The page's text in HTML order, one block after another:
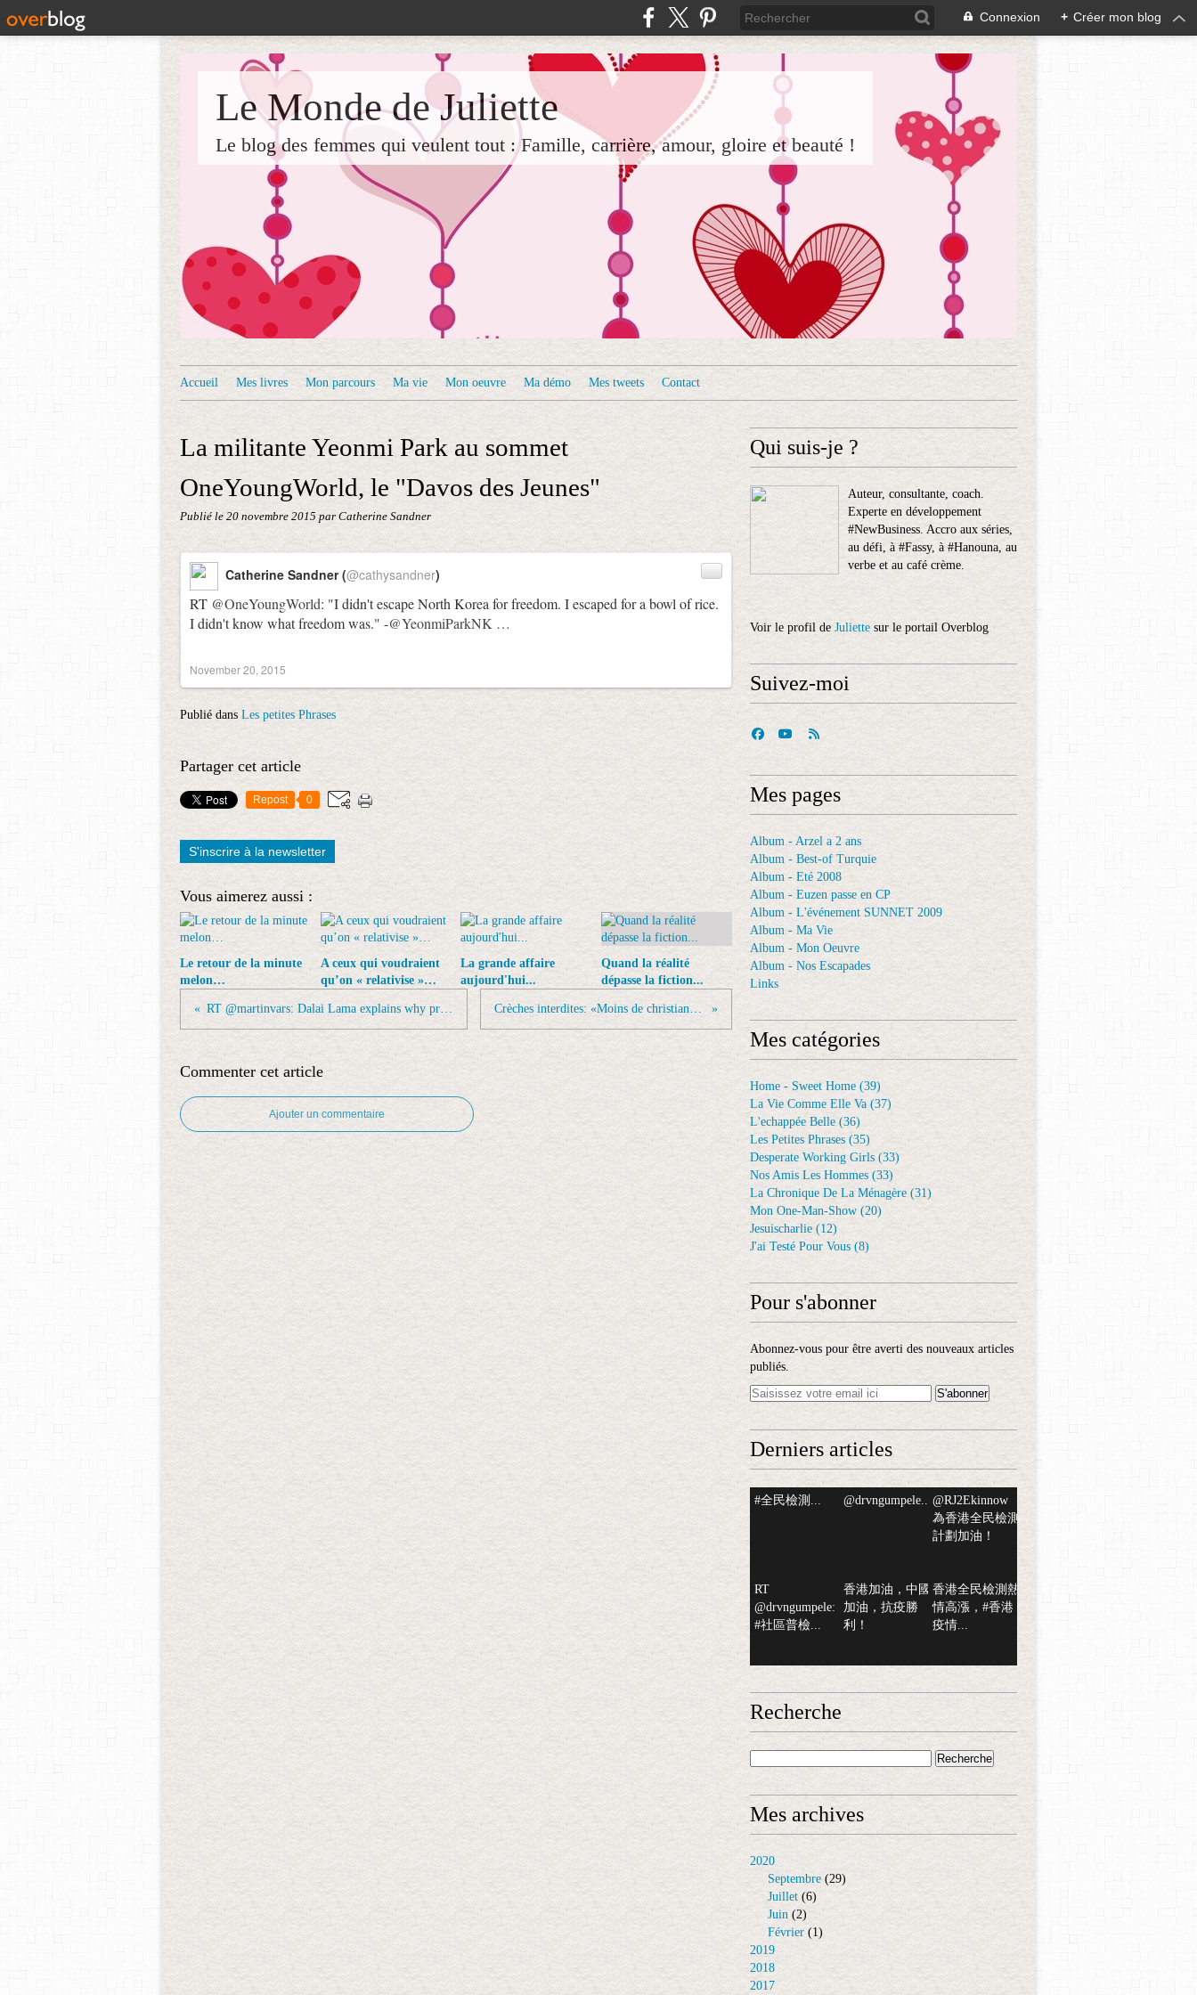
Connexion + Créer mon blog
Le Monde de Juliette
Le blog des femmes qui veulent tout : Famille, carrière, amour, gloire et beauté !
Accueil Mes livres Mon parcours Ma vie Mon oeuvre Ma démo Mes tweets Contact
La militante Yeonmi Park au sommet
OneYoungWorld, le "Davos des Jeunes"
Publié le 20 novembre 2015 par Catherine Sandner
RT @OneYoungWorld: "I didn't escape North Korea for freedom. I escaped for a bowl of rice.
I didn't know what freedom was." -@YeonmiParkNK …
Catherine Sandner (@cathysandner)
November 20, 2015
Publié dans Les petites Phrases
Partager cet article
Repost 0
S'inscrire à la newsletter
Vous aimerez aussi :
Le retour de la minute
melon…
A ceux qui voudraient
qu’on « relativise »…
La grande affaire
aujourd'hui...
Quand la réalité
dépasse la fiction...
RT @martinvars: Dalai Lama explains why praying... Crèches interdites: «Moins de christianisme,...
Commenter cet article
Ajouter un commentaire
Qui suis-je ?
Auteur, consultante, coach.
Experte en développement
#NewBusiness. Accro aux séries,
au défi, à #Fassy, à #Hanouna, au
verbe et au café crème.
Voir le profil deJuliette sur le portail Overblog
Suivez-moi
Mes pages
Album - Arzel a 2 ans
Album - Best-of Turquie
Album - Eté 2008
Album - Euzen passe en CP
Album - L'événement SUNNET 2009
Album - Ma Vie
Album - Mon Oeuvre
Album - Nos Escapades
Links
Mes catégories
Home - Sweet Home (39)
La Vie Comme Elle Va (37)
L'echappée Belle (36)
Les Petites Phrases (35)
Desperate Working Girls (33)
Nos Amis Les Hommes (33)
La Chronique De La Ménagère (31)
Mon One-Man-Show (20)
Jesuischarlie (12)
J'ai Testé Pour Vous (8)
Pour s'abonner
Abonnez-vous pour être averti des nouveaux articles
publiés.
Derniers articles
#全民檢測... @drvngumpele... @RJ2Ekinnow
為香港全民檢測
計劃加油！
RT
@drvngumpele:
#社區普檢...
香港加油，中國
加油，抗疫勝
利！
香港全民檢測熱
情高漲，#香港
疫情...
Recherche
Mes archives
2020
Septembre (29)
Juillet (6)
Juin (2)
Février (1)
2019
2018
2017